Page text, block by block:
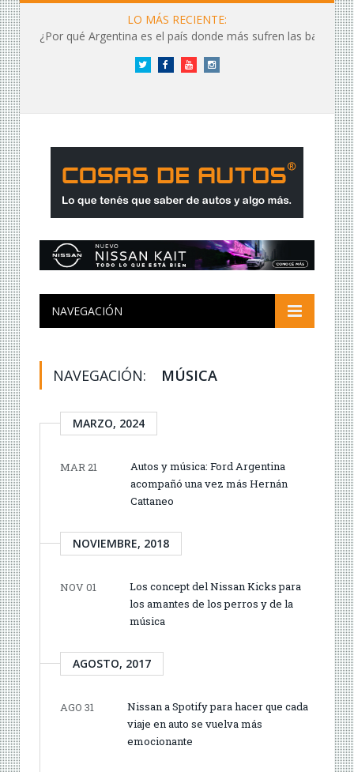
LO MÁS RECIENTE:
¿Por qué Argentina es el país donde más sufren las baterías?
Twitter FacebookYouTubeInstagram
NAVEGACIÓN
NAVEGACIÓN: MÚSICA
MARZO, 2024
MAR 21
Autos y música: Ford Argentina
acompañó una vez más Hernán
Cattaneo
NOVIEMBRE, 2018
NOV 01
Los concept del Nissan Kicks para
los amantes de los perros y de la
música
AGOSTO, 2017
AGO 31
Nissan a Spotify para hacer que cada
viaje en auto se vuelva más
emocionante